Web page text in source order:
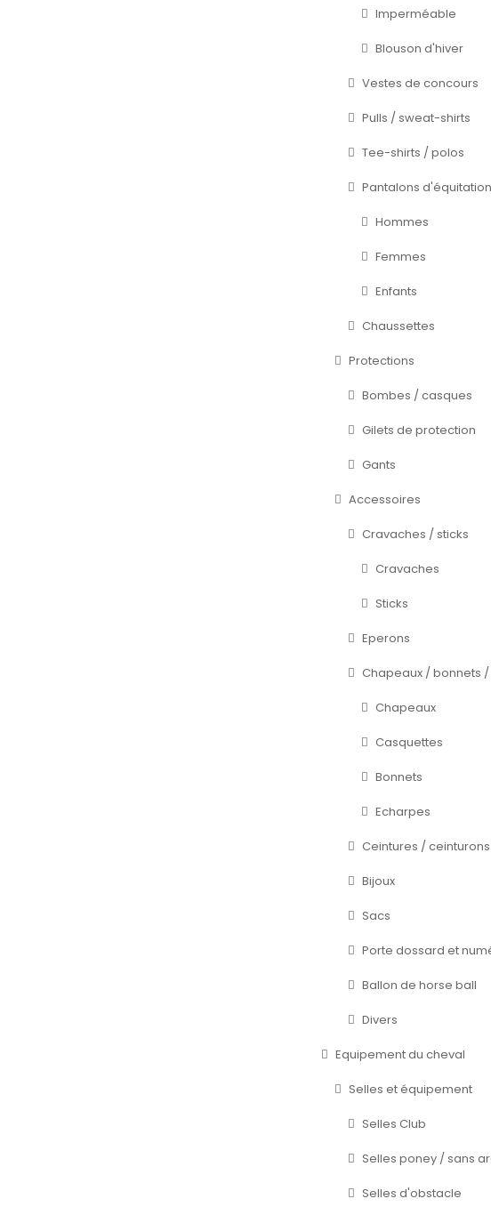
Imperméable
Blouson d'hiver
Vestes de concours
Pulls / sweat-shirts
Tee-shirts / polos
Pantalons d'équitation
Hommes
Femmes
Enfants
Chaussettes
Protections
Bombes / casques
Gilets de protection
Gants
Accessoires
Cravaches / sticks
Cravaches
Sticks
Eperons
Chapeaux / bonnets
Chapeaux
Casquettes
Bonnets
Echarpes
Ceintures / ceinturons
Bijoux
Sacs
Porte dossard et
Ballon de horse ball
Divers
Equipement du cheval
Selles et équipement
Selles Club
Selles poney / sans
Selles d'obstacle